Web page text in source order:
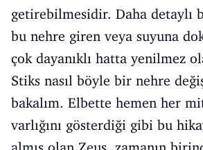
getirebilmesidir. Daha detaylı
bu nehre giren veya suyuna
çok dayanıklı hatta yenilmez
Stiks nasıl böyle bir nehre
bakalım. Elbette hemen her
varlığını gösterdiği gibi bu